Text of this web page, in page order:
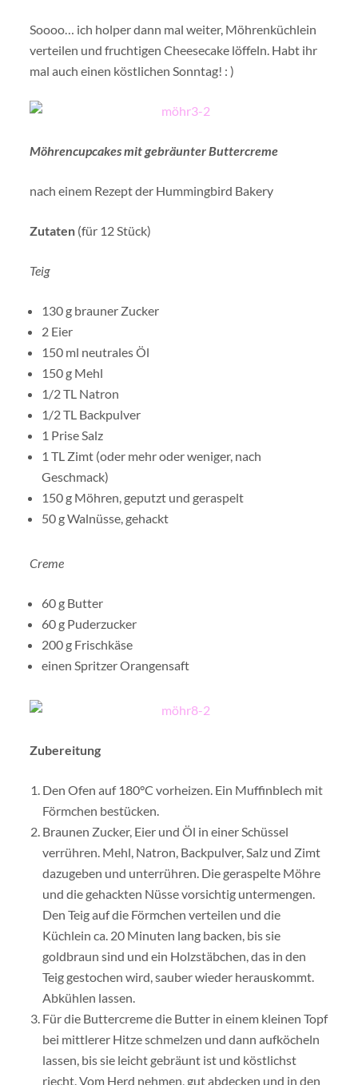
Soooo… ich holper dann mal weiter, Möhrenküchlein
verteilen und fruchtigen Cheesecake löffeln. Habt ihr
mal auch einen köstlichen Sonntag! : )
Möhrencupcakes mit gebräunter Buttercreme
nach einem Rezept der Hummingbird Bakery
Zutaten (für 12 Stück)
Teig
130 g brauner Zucker
2 Eier
150 ml neutrales Öl
150 g Mehl
1/2 TL Natron
1/2 TL Backpulver
1 Prise Salz
1 TL Zimt (oder mehr oder weniger, nach
Geschmack)
150 g Möhren, geputzt und geraspelt
50 g Walnüsse, gehackt
Creme
60 g Butter
60 g Puderzucker
200 g Frischkäse
einen Spritzer Orangensaft
Zubereitung
Den Ofen auf 180°C vorheizen. Ein Muffinblech mit
Förmchen bestücken.
Braunen Zucker, Eier und Öl in einer Schüssel
verrühren. Mehl, Natron, Backpulver, Salz und Zimt
dazugeben und unterrühren. Die geraspelte Möhre
und die gehackten Nüsse vorsichtig untermengen.
Den Teig auf die Förmchen verteilen und die
Küchlein ca. 20 Minuten lang backen, bis sie
goldbraun sind und ein Holzstäbchen, das in den
Teig gestochen wird, sauber wieder herauskommt.
Abkühlen lassen.
Für die Buttercreme die Butter in einem kleinen Topf
bei mittlerer Hitze schmelzen und dann aufköcheln
lassen, bis sie leicht gebräunt ist und köstlichst
riecht. Vom Herd nehmen, gut abdecken und in den